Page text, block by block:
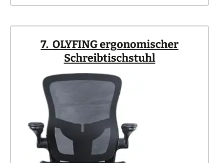
7. OLYFING ergonomischer
Schreibtischstuhl